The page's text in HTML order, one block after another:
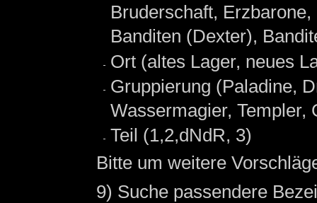
Bruderschaft,
Banditen (Dexter),
Ort (altes Lager, neues
Gruppierung (Paladine,
Wassermagier, Templer,
Teil (1,2,dNdR, 3)
Bitte um weitere
9) Suche passendere